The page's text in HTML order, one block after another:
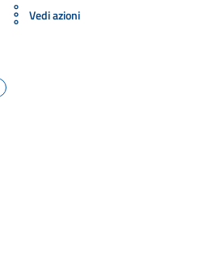
Vedi azioni